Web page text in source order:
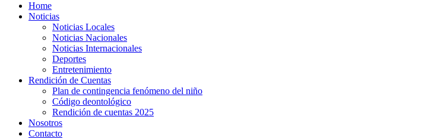
Home
Noticias
Noticias Locales
Noticias Nacionales
Noticias Internacionales
Deportes
Entretenimiento
Rendición de Cuentas
Plan de contingencia fenómeno del niño
Código deontológico
Rendición de cuentas 2025
Nosotros
Contacto